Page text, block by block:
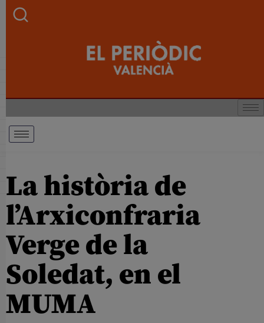
La història de
l’Arxiconfraria
Verge de la
Soledat, en el
MUMA